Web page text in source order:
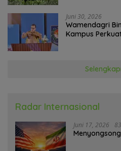
Juni 30, 2026
Wamendagri
Kampus
Radar Internasional
Juni 17, 2026